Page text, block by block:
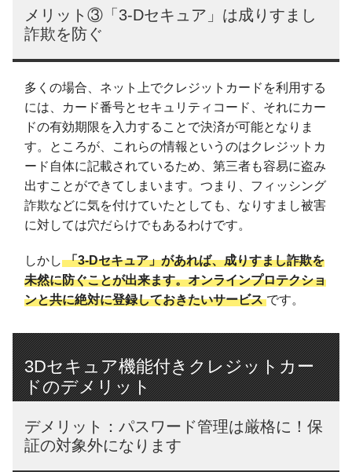
メリット③「3-Dセキュア」は成りすまし
詐欺を防ぐ
多くの場合、ネット上でクレジットカードを利用する
には、カード番号とセキュリティコード、それにカー
ドの有効期限を入力することで決済が可能となりま
す。ところが、これらの情報というのはクレジットカ
ード自体に記載されているため、第三者も容易に盗み
出すことができてしまいます。つまり、フィッシング
詐欺などに気を付けていたとしても、なりすまし被害
に対しては穴だらけでもあるわけです。
しかし 「3-Dセキュア」があれば、成りすまし詐欺を
未然に防ぐことが出来ます。オンラインプロテクショ
ンと共に絶対に登録しておきたいサービス です。
3Dセキュア機能付きクレジットカー
ドのデメリット
デメリット：パスワード管理は厳格に！保
証の対象外になります